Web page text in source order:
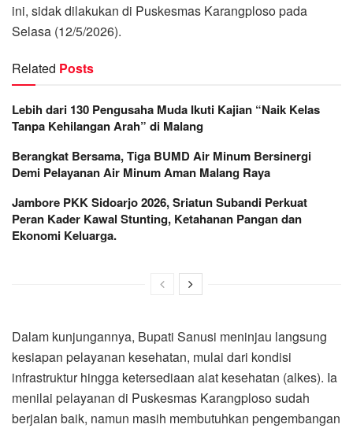
ini, sidak dilakukan di Puskesmas Karangploso pada
Selasa (12/5/2026).
Related Posts
Lebih dari 130 Pengusaha Muda Ikuti Kajian “Naik Kelas
Tanpa Kehilangan Arah” di Malang
Berangkat Bersama, Tiga BUMD Air Minum Bersinergi
Demi Pelayanan Air Minum Aman Malang Raya
Jambore PKK Sidoarjo 2026, Sriatun Subandi Perkuat
Peran Kader Kawal Stunting, Ketahanan Pangan dan
Ekonomi Keluarga.
Dalam kunjungannya, Bupati Sanusi meninjau langsung
kesiapan pelayanan kesehatan, mulai dari kondisi
infrastruktur hingga ketersediaan alat kesehatan (alkes). Ia
menilai pelayanan di Puskesmas Karangploso sudah
berjalan baik, namun masih membutuhkan pengembangan